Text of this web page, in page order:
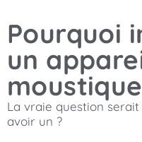
Pourquoi
un
La vraie question
avoir un ?